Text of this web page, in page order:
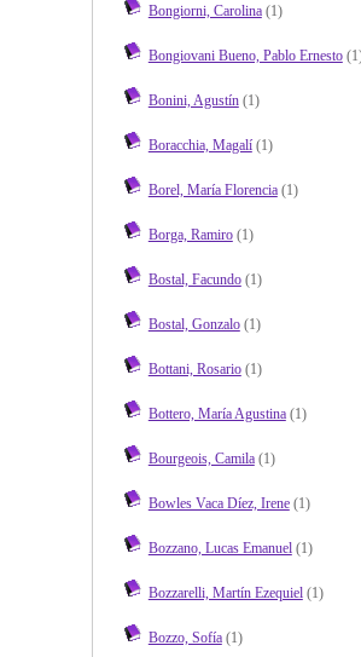
Bongiorni, Carolina(1)
Bongiovani Bueno, Pablo Ernesto
Bonini, Agustín(1)
Boracchia, Magalí(1)
Borel, María Florencia(1)
Borga, Ramiro(1)
Bostal, Facundo(1)
Bostal, Gonzalo(1)
Bottani, Rosario(1)
Bottero, María Agustina(1)
Bourgeois, Camila(1)
Bowles Vaca Díez, Irene(1)
Bozzano, Lucas Emanuel(1)
Bozzarelli, Martín Ezequiel(1)
Bozzo, Sofía(1)